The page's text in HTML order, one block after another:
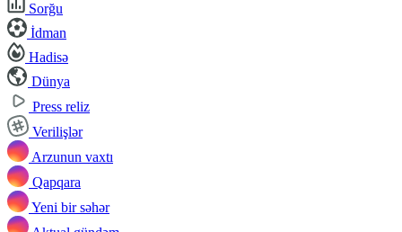
Sorğu
İdman
Hadisə
Dünya
Press reliz
Verilişlər
Arzunun vaxtı
Qapqara
Yeni bir səhər